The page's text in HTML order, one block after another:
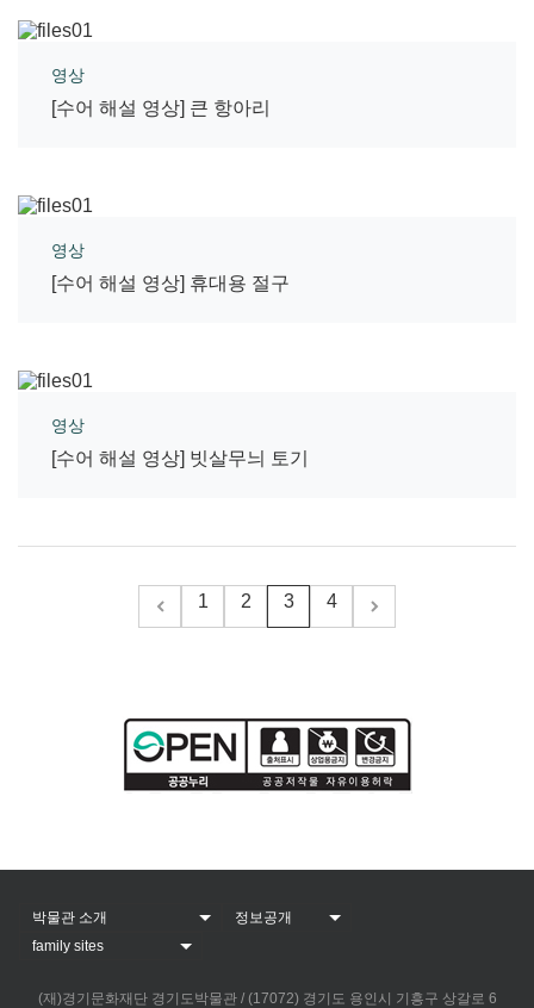
영상
[수어 해설 영상] 큰 항아리
영상
[수어 해설 영상] 휴대용 절구
영상
[수어 해설 영상] 빗살무늬 토기
1 2 3 4
(재)경기문화재단 경기도박물관 / (17072) 경기도 용인시 기흥구 상갈로 6